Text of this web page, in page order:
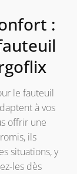
:
le fauteuil
à vos
offrir une
ils
situations, y
les dès